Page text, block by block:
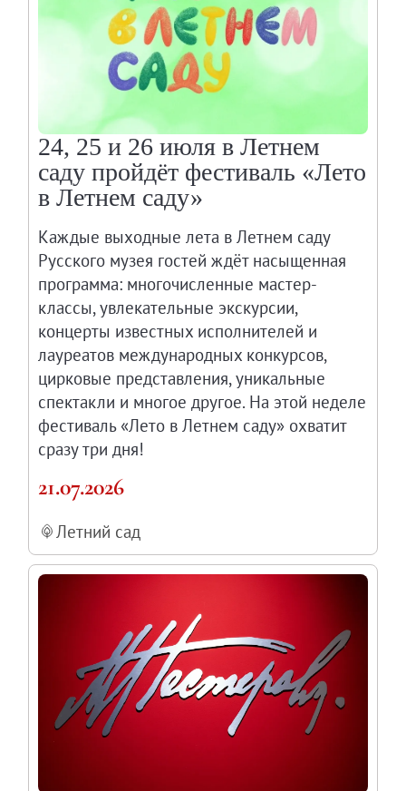
24, 25 и 26 июля в Летнем
саду пройдёт фестиваль «Лето
в Летнем саду»
Каждые выходные лета в Летнем саду
Русского музея гостей ждёт насыщенная
программа: многочисленные мастер-
классы, увлекательные экскурсии,
концерты известных исполнителей и
лауреатов международных конкурсов,
цирковые представления, уникальные
спектакли и многое другое. На этой неделе
фестиваль «Лето в Летнем саду» охватит
сразу три дня!
21.07.2026
Летний сад